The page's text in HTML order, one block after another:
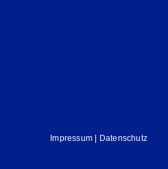
Impressum | Datenschutz